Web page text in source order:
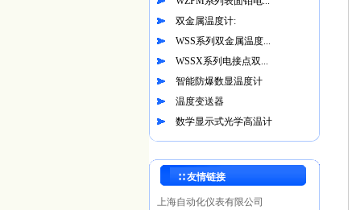
双金属温度计:
WSS系列双金属温度...
WSSX系列电接点双...
智能防爆数显温度计
温度变送器
数学显示式光学高温计
∷ 友情链接
上海自动化仪表有限公司